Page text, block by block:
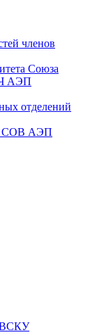
членов
Союза
АЭП
отделений
CОВ АЭП